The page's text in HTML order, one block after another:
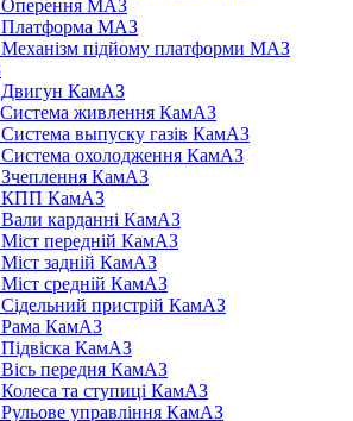
Оперення МАЗ
Платформа МАЗ
підйому платформи МАЗ
Двигун КамАЗ
Система живлення КамАЗ
выпуску газів КамАЗ
Система охолодження КамАЗ
Зчеплення КамАЗ
КПП КамАЗ
карданні КамАЗ
передній КамАЗ
задній КамАЗ
средній КамАЗ
пристрій КамАЗ
Рама КамАЗ
КамАЗ
передня КамАЗ
та ступиці КамАЗ
управління КамАЗ